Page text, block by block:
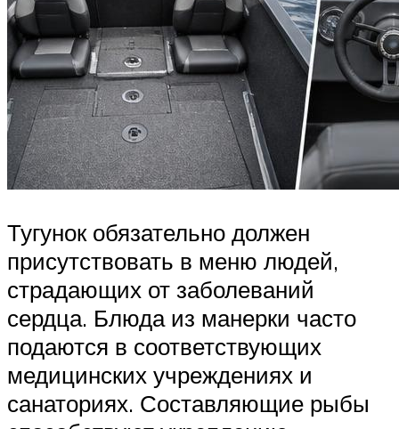
Тугунок обязательно должен
присутствовать в меню людей,
страдающих от заболеваний
сердца. Блюда из манерки часто
подаются в соответствующих
медицинских учреждениях и
санаториях. Составляющие рыбы